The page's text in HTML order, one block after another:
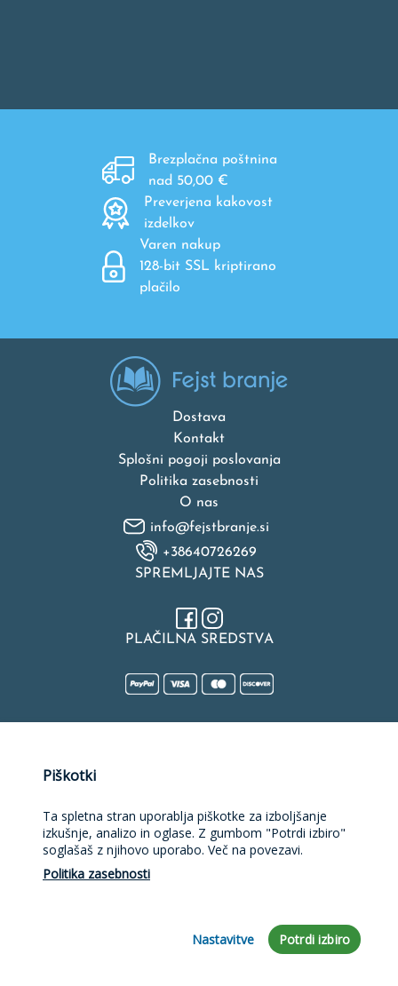
Brezplačna poštnina
nad 50,00 €
Preverjena kakovost
izdelkov
Varen nakup
128-bit SSL kriptirano
plačilo
Dostava
Kontakt
Splošni pogoji poslovanja
Politika zasebnosti
O nas
info@fejstbranje.si
+38640726269
SPREMLJAJTE NAS
PLAČILNA SREDSTVA
platforme in mobilne aplikacije sofinancirata Republika Slovenija
marketing.
Piškotki
Ta spletna stran uporablja piškotke za izboljšanje
izkušnje, analizo in oglase. Z gumbom "Potrdi izbiro"
soglašaš z njihovo uporabo. Več na povezavi.
Politika zasebnosti
Nastavitve Potrdi izbiro